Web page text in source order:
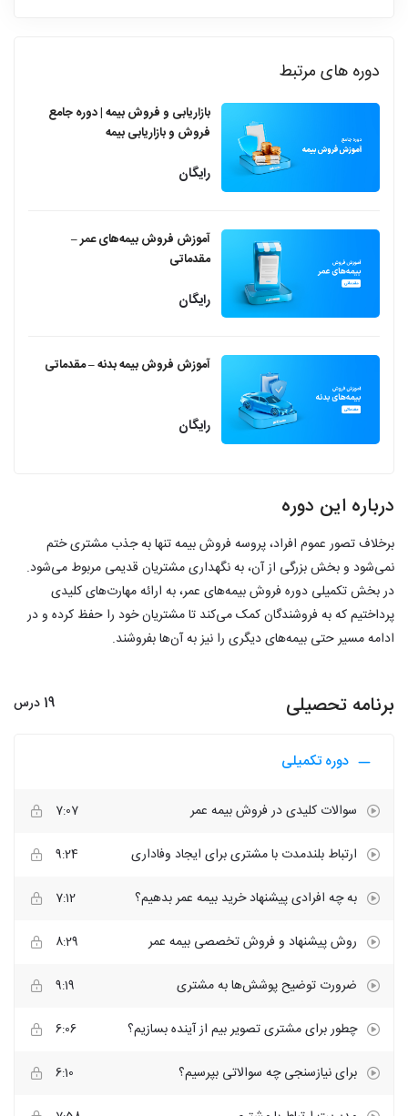
درباره این دوره
برخلاف تصور عموم افراد، پروسه فروش بیمه تنها به جذب مشتری ختم
نمی‌شود و بخش بزرگی از آن، به نگهداری مشتریان قدیمی مربوط می‌شود.
در بخش تکمیلی دوره فروش بیمه‌های عمر، به ارائه مهارت‌های کلیدی
پرداختیم که به فروشندگان کمک می‌کند تا مشتریان خود را حفظ کرده و در
ادامه مسیر حتی بیمه‌های دیگری را نیز به آن‌ها بفروشند.​
برنامه تحصیلی 19 درس
دوره تکمیلی
سوالات کلیدی در فروش بیمه عمر 7:07
ارتباط بلندمدت با مشتری برای ایجاد وفاداری 9:24
به چه افرادی پیشنهاد خرید بیمه عمر بدهیم؟ 7:12
روش پیشنهاد و فروش تخصصی بیمه عمر 8:29
ضرورت توضیح پوشش‌ها به مشتری 9:19
چطور برای مشتری تصویر بیم از آینده بسازیم؟ 6:06
برای نیازسنجی چه سوالاتی بپرسیم؟ 6:10
دوره های مرتبط
بازاریابی و فروش بیمه | دوره جامع
فروش و بازاریابی بیمه
رایگان
آموزش فروش بیمه‌های عمر –
مقدماتی
رایگان
آموزش فروش بیمه بدنه – مقدماتی
رایگان